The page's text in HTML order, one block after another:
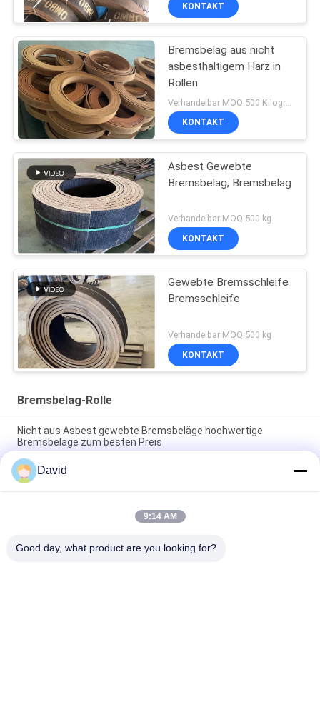
KONTAKT
Bremsbelag aus nicht
asbesthaltigem Harz in
Rollen
KONTAKT
Asbest Gewebte
Bremsbelag, Bremsbelag
Verhandelbar MOQ:500 kg
KONTAKT
Gewebte Bremsschleife
Bremsschleife
Verhandelbar MOQ:500 kg
KONTAKT
Bremsbelag-Rolle
Nicht aus Asbest gewebte Bremsbeläge hochwertige
Bremsbeläge zum besten Preis
Asbestfreie Bremsbelagrolle Temperaturbereich 40°C bis
300°C Gewicht 25 kg Ideal für Bremsanwendungen von
Industriefahrzeugen
Hohe Haltbarkeit Reibungsrolle 2 mm Dicke zur Steigerung der
David
9:14 AM
Good day, what product are you looking for?